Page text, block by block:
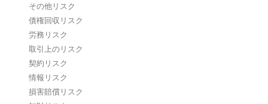
その他リスク
債権回収リスク
労務リスク
取引上のリスク
契約リスク
情報リスク
損害賠償リスク